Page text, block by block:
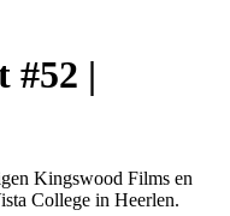
#52 |
Kingswood Films en
College in Heerlen.